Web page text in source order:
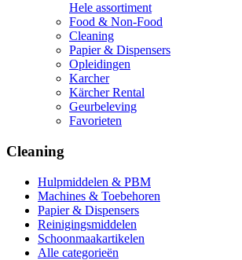
Hele assortiment
Food & Non-Food
Cleaning
Papier & Dispensers
Opleidingen
Karcher
Kärcher Rental
Geurbeleving
Favorieten
Cleaning
Hulpmiddelen & PBM
Machines & Toebehoren
Papier & Dispensers
Reinigingsmiddelen
Schoonmaakartikelen
Alle categorieën